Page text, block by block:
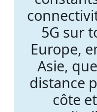
5G sur
Europe,
Asie,
distance
côte